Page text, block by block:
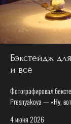
Бэкстейдж
и всё
Фотографировал
Presnyakova — «Ну,
4 июня 2026